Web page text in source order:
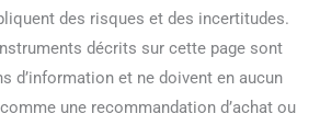
des risques et des incertitudes.
décrits sur cette page sont
d’information et ne doivent en aucun
une recommandation d’achat ou